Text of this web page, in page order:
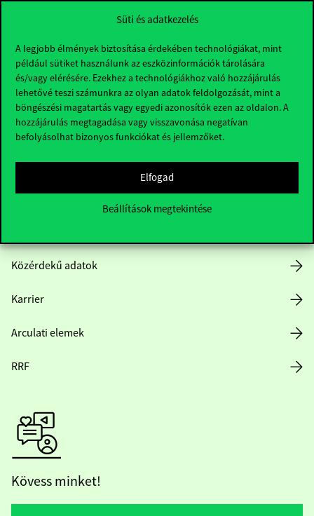
Süti és adatkezelés
A legjobb élmények biztosítása érdekében technológiákat, mint
például sütiket használunk az eszközinformációk tárolására
és/vagy elérésére. Ezekhez a technológiákhoz való hozzájárulás
lehetővé teszi számunkra az olyan adatok feldolgozását, mint a
böngészési magatartás vagy egyedi azonosítók ezen az oldalon. A
hozzájárulás megtagadása vagy visszavonása negatívan
befolyásolhat bizonyos funkciókat és jellemzőket.
Elfogad
Beállítások megtekintése
press@uni-corvinus.hu
Hasznos linkek
Közérdekű adatok
Karrier
Arculati elemek
RRF
Kövess minket!